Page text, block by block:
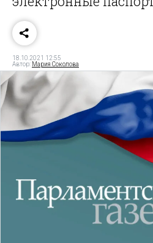
18.10.2021 12:55
Автор: Мария Соколова